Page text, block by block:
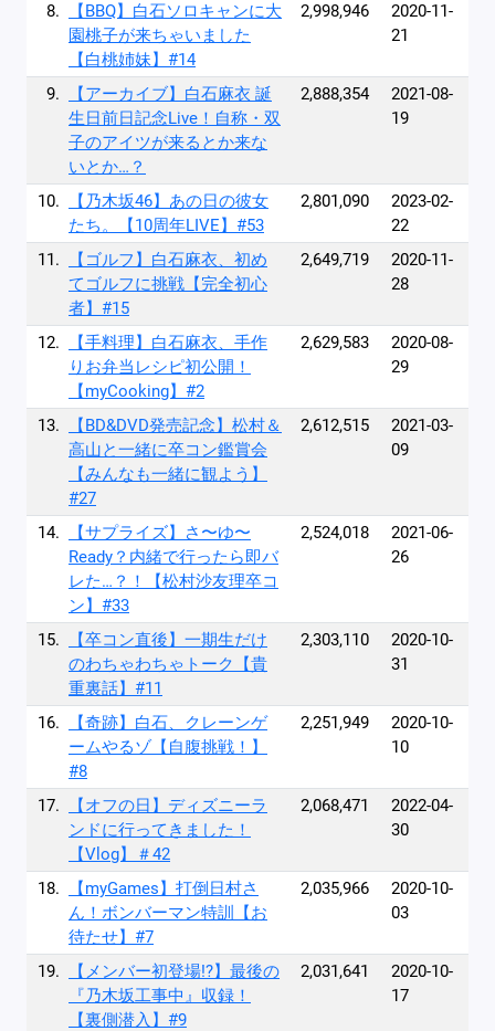
8.
【BBQ】白石ソロキャンに大
園桃子が来ちゃいました
【白桃姉妹】#14
2,998,946
2020-11-
21
9.
【アーカイブ】白石麻衣 誕
生日前日記念Live！自称・双
子のアイツが来るとか来な
いとか…？
2,888,354
2021-08-
19
10.
【乃木坂46】あの日の彼女
たち。【10周年LIVE】#53
2,801,090
2023-02-
22
11.
【ゴルフ】白石麻衣、初め
てゴルフに挑戦【完全初心
者】#15
2,649,719
2020-11-
28
12.
【手料理】白石麻衣、手作
りお弁当レシピ初公開！
【myCooking】#2
2,629,583
2020-08-
29
13.
【BD&DVD発売記念】松村＆
高山と一緒に卒コン鑑賞会
【みんなも一緒に観よう】
#27
2,612,515
2021-03-
09
14.
【サプライズ】さ〜ゆ〜
Ready？内緒で行ったら即バ
レた…？！【松村沙友理卒コ
ン】#33
2,524,018
2021-06-
26
15.
【卒コン直後】一期生だけ
のわちゃわちゃトーク【貴
重裏話】#11
2,303,110
2020-10-
31
16.
【奇跡】白石、クレーンゲ
ームやるゾ【自腹挑戦！】
#8
2,251,949
2020-10-
10
17.
【オフの日】ディズニーラ
ンドに行ってきました！
【Vlog】＃42
2,068,471
2022-04-
30
18.
【myGames】打倒日村さ
ん！ボンバーマン特訓【お
待たせ】#7
2,035,966
2020-10-
03
19.
【メンバー初登場!?】最後の
『乃木坂工事中』収録！
【裏側潜入】#9
2,031,641
2020-10-
17